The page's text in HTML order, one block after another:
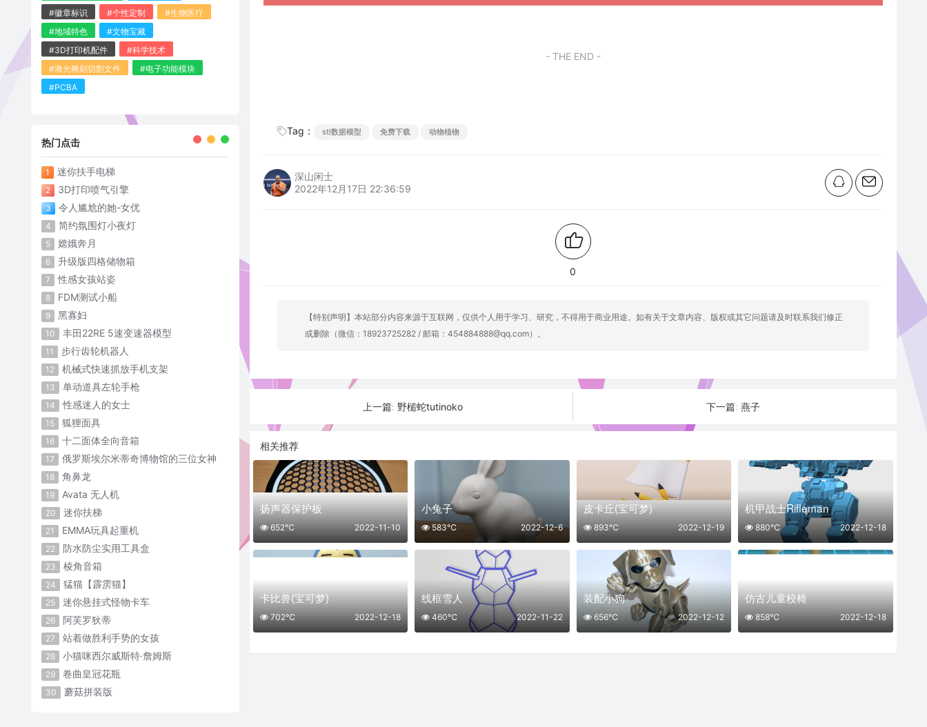
- THE END -
Tag： stl数据模型 免费下载 动物植物
深山闲士
2022年12月17日 22:36:59
0
【特别声明】本站部分内容来源于互联网，仅供个人用于学习、研究，不得用于商业用途。如有关于文章内容、版权或其它问题请及时联系我们修正
或删除（微信：18923725282 / 邮箱：454884888@qq.com）。
上一篇: 野槌蛇tutinoko 下一篇: 燕子
相关推荐
扬声器保护板
2022-11-10
652℃
小兔子
2022-12-6
583℃
皮卡丘(宝可梦)
2022-12-19
893℃
机甲战士Rifleman
2022-12-18
880℃
卡比兽(宝可梦)
2022-12-18
702℃
线框雪人
2022-11-22
460℃
装配小狗
2022-12-12
656℃
仿古儿童校椅
2022-12-18
858℃
#徽章标识
#个性定制
#生物医疗
#地域特色
#文物宝藏
#3D打印机配件
#科学技术
#激光雕刻切割文件
#电子功能模块
#PCBA
热门点击
1 迷你扶手电梯
2 3D打印喷气引擎
3 令人尴尬的她-女优
4 简约氛围灯小夜灯
5 嫦娥奔月
6 升级版四格储物箱
7 性感女孩站姿
8 FDM测试小船
9 黑寡妇
10 丰田22RE 5速变速器模型
11 步行齿轮机器人
12 机械式快速抓放手机支架
13 单动道具左轮手枪
14 性感迷人的女士
15 狐狸面具
16 十二面体全向音箱
17 俄罗斯埃尔米蒂奇博物馆的三位女神
18 角鼻龙
19 Avata 无人机
20 迷你扶梯
21 EMMA玩具起重机
22 防水防尘实用工具盒
23 棱角音箱
24 猛猫【霹雳猫】
25 迷你悬挂式怪物卡车
26 阿芙罗狄蒂
27 站着做胜利手势的女孩
28 小猫咪西尔威斯特·詹姆斯
29 卷曲皇冠花瓶
30 蘑菇拼装版